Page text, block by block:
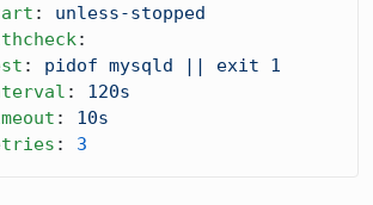
: unless-stopped
:
: pidof mysqld || exit 1
: 120s
: 10s
: 3